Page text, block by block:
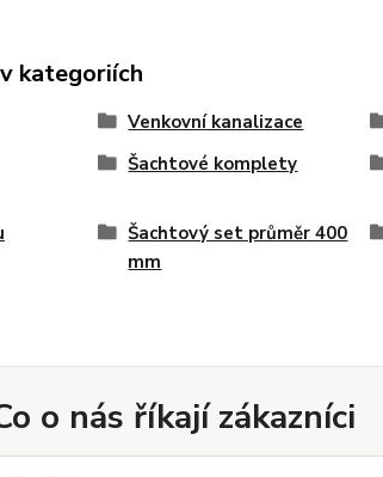
kategoriích
Venkovní kanalizace
Šachtové komplety
Šachtový set průměr 400
mm
o nás říkají zákazníci